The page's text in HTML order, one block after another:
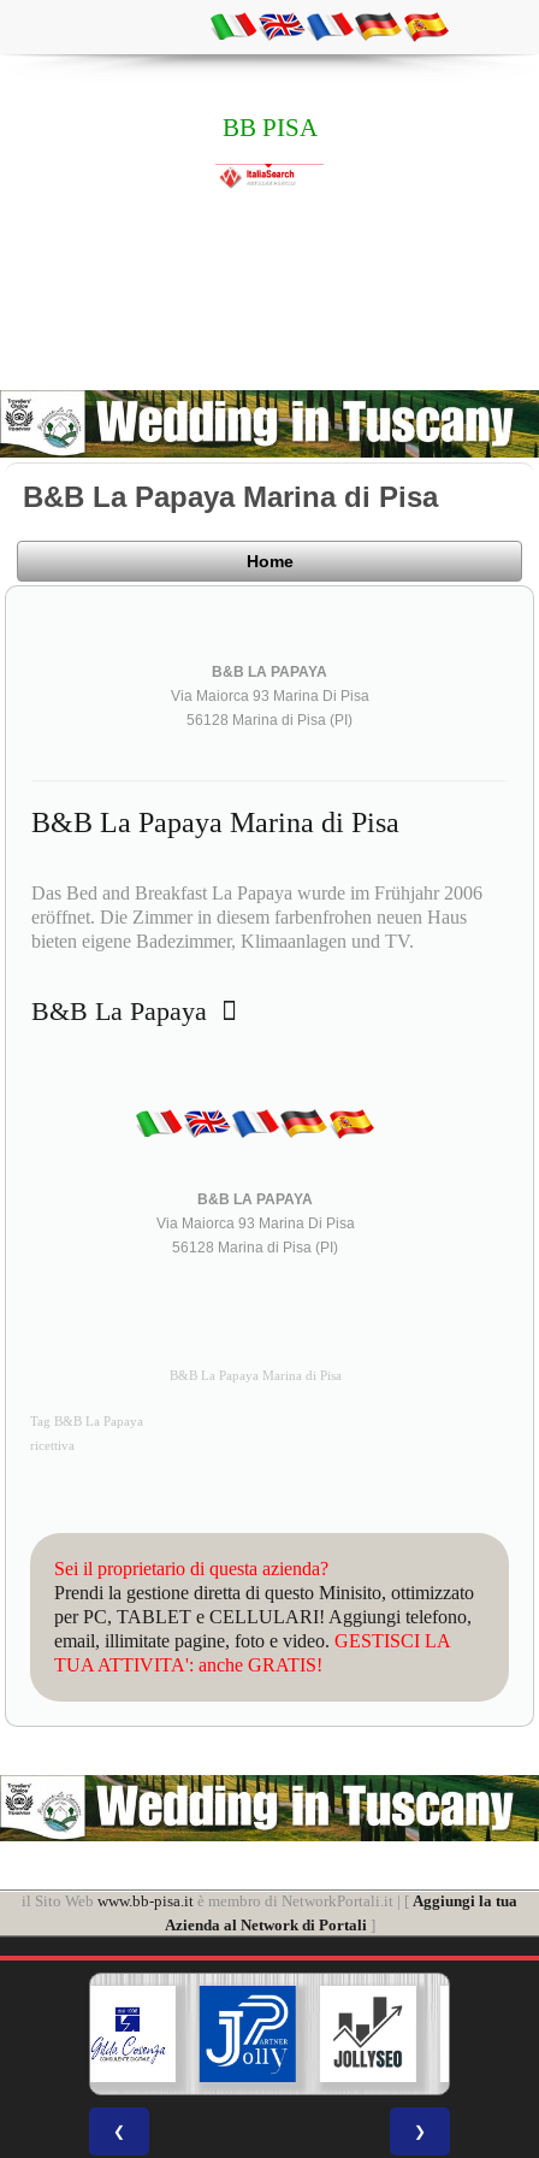
BB PISA
B&B La Papaya Marina di Pisa
Home
B&B LA PAPAYA
Via Maiorca 93 Marina Di Pisa
56128 Marina di Pisa (PI)
B&B La Papaya Marina di Pisa
Das Bed and Breakfast La Papaya wurde im Frühjahr 2006
eröffnet. Die Zimmer in diesem farbenfrohen neuen Haus
bieten eigene Badezimmer, Klimaanlagen und TV.
B&B La Papaya
B&B LA PAPAYA
Via Maiorca 93 Marina Di Pisa
56128 Marina di Pisa (PI)
B&B La Papaya Marina di Pisa
Tag B&B La Papaya
ricettiva
Sei il proprietario di questa azienda?
Prendi la gestione diretta di questo Minisito, ottimizzato
per PC, TABLET e CELLULARI! Aggiungi telefono,
email, illimitate pagine, foto e video.GESTISCI LA
TUA ATTIVITA': anche GRATIS!
il Sito Web www.bb-pisa.it è membro di NetworkPortali.it | [ Aggiungi la tua
Azienda al Network di Portali]
❮ ❯